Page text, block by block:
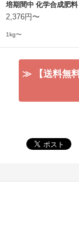
培期間中 化学合成肥
薬不使用】
2,376円〜
1kg〜
≫ 【送料無